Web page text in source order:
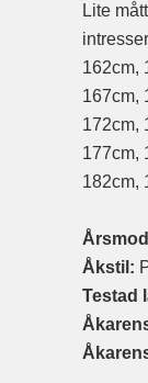
Lite
162cm,
167cm,
172cm,
177cm,
182cm,
Åkstil:
Testad